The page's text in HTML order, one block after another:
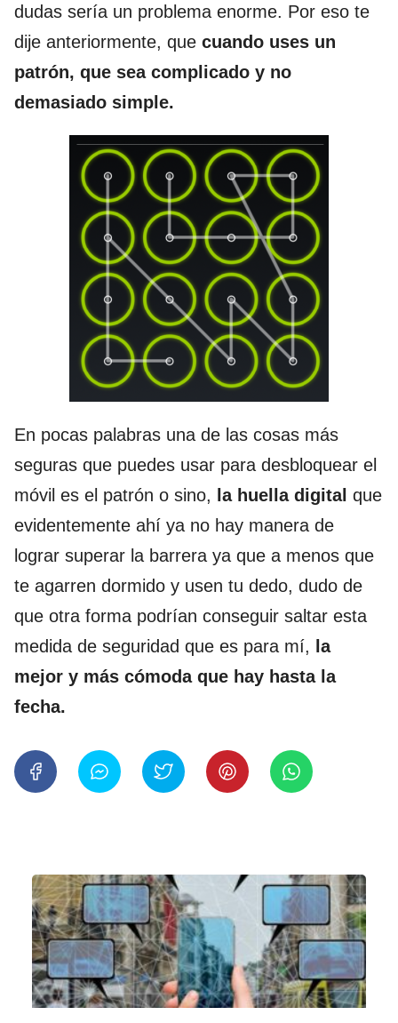
dudas sería un problema enorme. Por eso te
dije anteriormente, que cuando uses un
patrón, que sea complicado y no
demasiado simple.
En pocas palabras una de las cosas más
seguras que puedes usar para desbloquear el
móvil es el patrón o sino,
la huella digital que
evidentemente ahí ya no hay manera de
lograr superar la barrera ya que a menos que
te agarren dormido y usen tu dedo, dudo de
que otra forma podrían conseguir saltar esta
medida de seguridad que es para mí,
la
mejor y más cómoda que hay hasta la
fecha.